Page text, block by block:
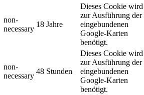
non-
necessary
18 Jahre
Dieses Cookie wird
zur Ausführung der
eingebundenen
Google-Karten
benötigt.
non-
necessary
48 Stunden
Dieses Cookie wird
zur Ausführung der
eingebundenen
Google-Karten
benötigt.